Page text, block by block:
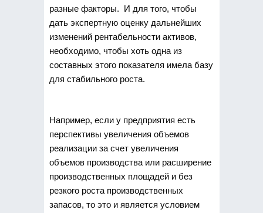
разные факторы. И для того, чтобы
дать экспертную оценку дальнейших
изменений рентабельности активов,
необходимо, чтобы хоть одна из
составных этого показателя имела базу
для стабильного роста.
Например, если у предприятия есть
перспективы увеличения объемов
реализации за счет увеличения
объемов производства или расширение
производственных площадей и без
резкого роста производственных
запасов, то это и является условием